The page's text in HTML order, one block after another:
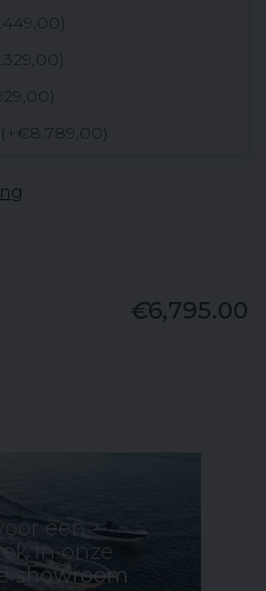
€6,795.00
een
in onze
showroom